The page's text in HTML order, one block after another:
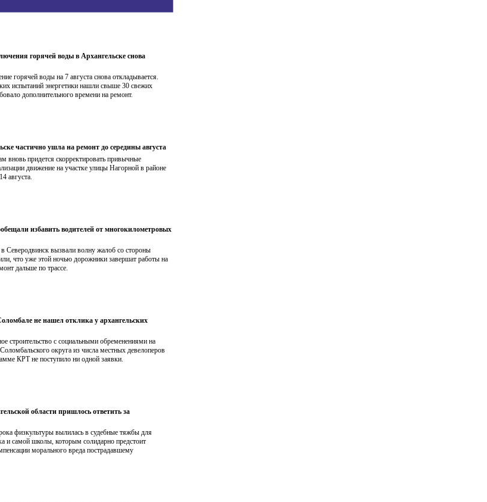
горячей воды в Архангельске снова
горячей воды на 7 августа снова откладывается.
испытаний энергетики нашли свыше 30 свежих
дополнительного времени на ремонт.
частично ушла на ремонт до середины августа
вновь придется скорректировать привычные
движение на участке улицы Нагорной в районе
августа.
избавить водителей от многокилометровых
Северодвинск вызвали волну жалоб со стороны
что уже этой ночью дорожники завершат работы на
дальше по трассе.
не нашел отклика у архангельских
строительство с социальными обременениями на
округа из числа местных девелоперов
КРТ не поступило ни одной заявки.
области пришлось ответить за
физкультуры вылилась в судебные тяжбы для
и самой школы, которым солидарно предстоит
морального вреда пострадавшему